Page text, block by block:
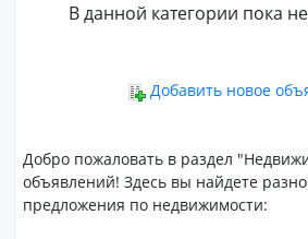
В данной категории пока
Добавить новое
Добро пожаловать в раздел
объявлений! Здесь вы найдете
предложения по недвижимости: